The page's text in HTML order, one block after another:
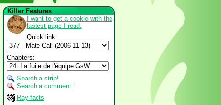
Killer Features
I want to get a cookie with the
lastest page I read.
Quick link:
Chapters:
Search a strip!
Search a comment !
Ray facts